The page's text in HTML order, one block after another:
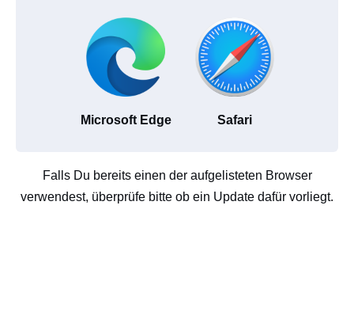
Microsoft Edge Safari
Falls Du bereits einen der aufgelisteten Browser
verwendest, überprüfe bitte ob ein Update dafür vorliegt.